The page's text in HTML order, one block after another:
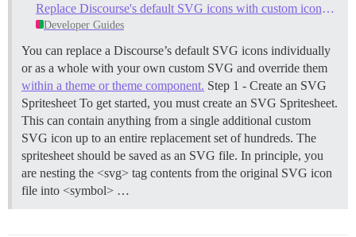
Replace Discourse's default SVG icons with custom icons in a theme
Developer Guides
You can replace a Discourse’s default SVG icons individually
or as a whole with your own custom SVG and override them
within a theme or theme component. Step 1 - Create an SVG
Spritesheet To get started, you must create an SVG Spritesheet.
This can contain anything from a single additional custom
SVG icon up to an entire replacement set of hundreds. The
spritesheet should be saved as an SVG file. In principle, you
are nesting the <svg> tag contents from the original SVG icon
file into <symbol> …